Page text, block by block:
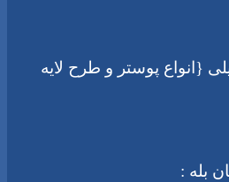
{انواع پوستر و طرح لایه
بله :